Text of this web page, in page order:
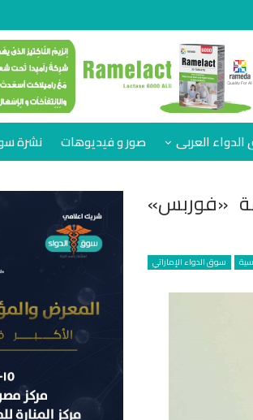
العربى صور و فيديوهات نشرة
«فوربس»
سوق الدواء الإماراتي